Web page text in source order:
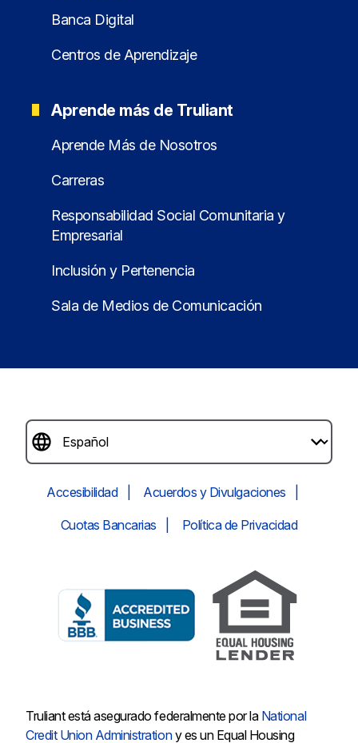
Banca Digital
Centros de Aprendizaje
Aprende más de Truliant
Aprende Más de Nosotros
Carreras
Responsabilidad Social Comunitaria y
Empresarial
Inclusión y Pertenencia
Sala de Medios de Comunicación
Accesibilidad Acuerdos y Divulgaciones
Cuotas Bancarias Política de Privacidad
Truliant está asegurado federalmente por la National
Credit Union Administrationy es un Equal Housing